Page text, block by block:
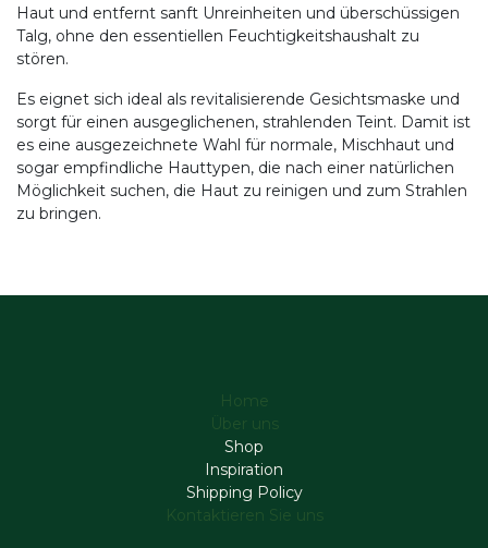
Haut und entfernt sanft Unreinheiten und überschüssigen
Talg, ohne den essentiellen Feuchtigkeitshaushalt zu
stören.
Es eignet sich ideal als revitalisierende Gesichtsmaske und
sorgt für einen ausgeglichenen, strahlenden Teint. Damit ist
es eine ausgezeichnete Wahl für normale, Mischhaut und
sogar empfindliche Hauttypen, die nach einer natürlichen
Möglichkeit suchen, die Haut zu reinigen und zum Strahlen
zu bringen.
Home
Über uns
Shop
Inspiration
Shipping Policy
Kontaktieren Sie uns